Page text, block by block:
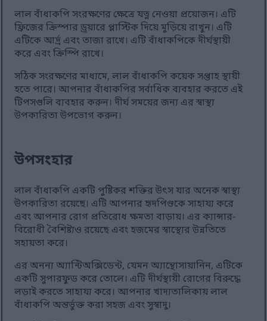
লাল বাঁধাকপি সংরক্ষণের ক্ষেত্রে যত্ন নেওয়া প্রয়োজন। এটি
ফ্রিজের ক্রিস্পার ড্রয়ারে প্লাস্টিক দিয়ে মুড়িয়ে রাখুন। এটি
এটিকে আর্দ্র এবং তাজা রাখে। এটি বাঁধাকপিকে দীর্ঘস্থায়ী
করে এবং ক্রিস্পি রাখে।
সঠিক সংরক্ষণের মাধ্যমে, লাল বাঁধাকপি কয়েক সপ্তাহ স্থায়ী
হতে পারে। আপনার বাঁধাকপির সর্বাধিক ব্যবহার করতে এই
টিপসগুলি ব্যবহার করুন। দীর্ঘ সময়ের জন্য এর স্বাস্থ্য
উপকারিতা উপভোগ করুন।
উপসংহার
লাল বাঁধাকপি একটি পুষ্টিকর শক্তির উৎস যার অনেক স্বাস্থ্য
উপকারিতা রয়েছে। এটি আপনার হৃদপিণ্ডকে সাহায্য করে
এবং আপনার রোগ প্রতিরোধ ক্ষমতা বাড়ায়। এর ক্যান্সার-
বিরোধী বৈশিষ্ট্যও রয়েছে এবং হজমের স্বাস্থ্যের উন্নতিতে
সহায়তা করে।
এর অনন্য অ্যান্টিঅক্সিডেন্ট, যেমন অ্যান্থোসায়ানিন, এটিকে
একটি সুপারফুড করে তোলে। এটি দীর্ঘস্থায়ী রোগের বিরুদ্ধে
লড়াই করতে সাহায্য করে। আপনার খাদ্যতালিকায় লাল
বাঁধাকপি অন্তর্ভুক্ত করা সহজ এবং সুস্বাদু।